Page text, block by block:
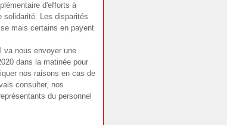
d'efforts à
solidarité. Les disparités
mais certains en payent
va nous envoyer une
dans la matinée pour
nos raisons en cas de
consulter, nos
du personnel